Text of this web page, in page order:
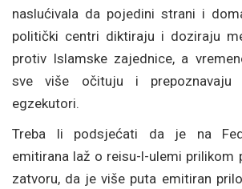
naslućivala da pojedini strani i
politički centri diktiraju i doziraju
protiv Islamske zajednice, a
sve više očituju i
egzekutori.
Treba li podsjećati da je na
emitirana laž o reisu-l-ulemi prilikom
zatvoru, da je više puta emitiran